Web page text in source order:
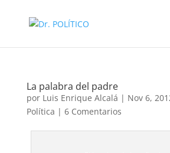
La palabra del padre
por Luis Enrique Alcalá | Nov 6,
Política | 6 Comentarios